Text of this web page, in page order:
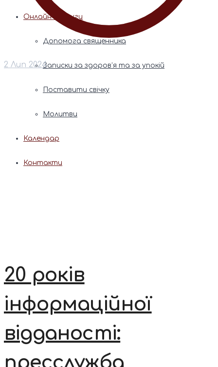
Онлайн послуги
Допомога священника
Записки за здоров’я та за упокій
Поставити свічку
Молитви
Календар
Контакти
2 Лип 2024
20 років
інформаційної
відданості:
пресслужба